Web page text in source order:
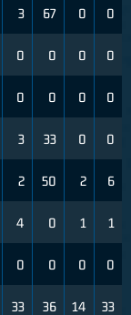
3 67 0 0
0 0 0 0
0 0 0 0
3 33 0 0
2 50 2 6
4 0 1 1
0 0 0 0
33 36 14 33